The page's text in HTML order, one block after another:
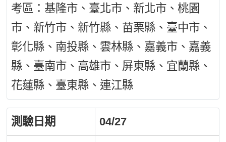
考區：基隆市、臺北市、新北市、桃園
市、新竹市、新竹縣、苗栗縣、臺中市、
彰化縣、南投縣、雲林縣、嘉義市、嘉義
縣、臺南市、高雄市、屏東縣、宜蘭縣、
花蓮縣、臺東縣、連江縣
測驗日期 04/27